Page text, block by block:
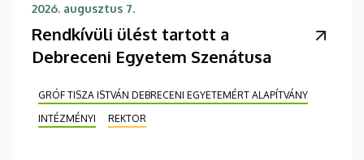
2026. augusztus 7.
Rendkívüli ülést tartott a
Debreceni Egyetem Szenátusa
GRÓF TISZA ISTVÁN DEBRECENI EGYETEMÉRT ALAPÍTVÁNY
INTÉZMÉNYI
REKTOR